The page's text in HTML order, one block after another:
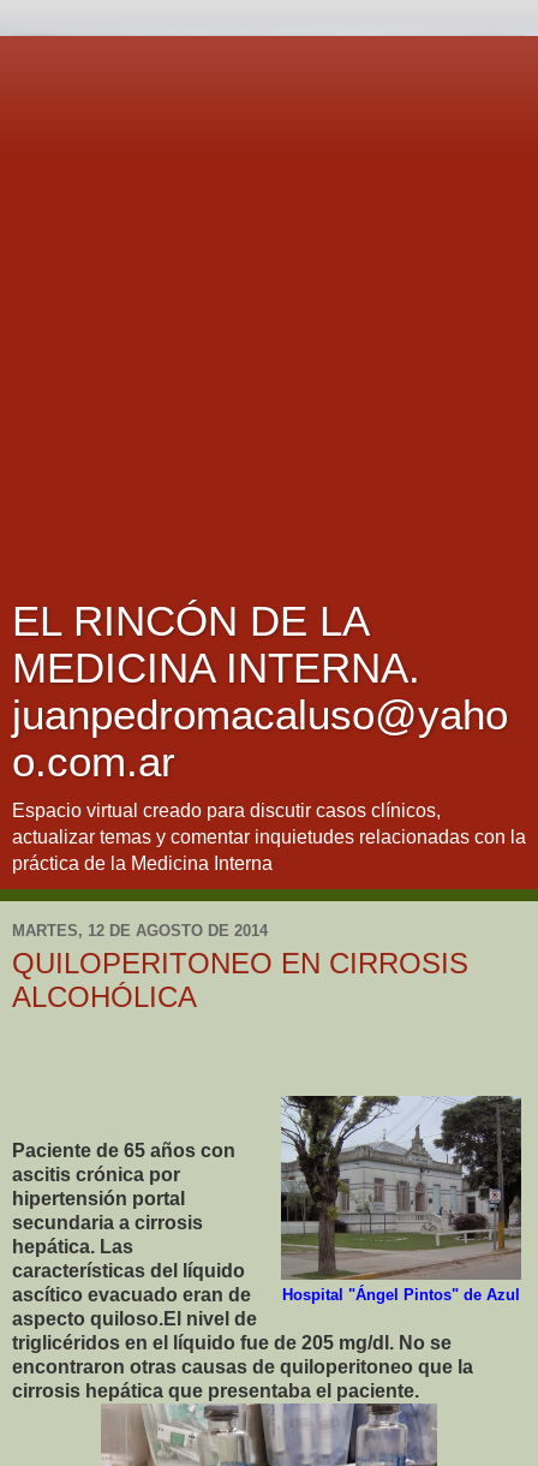
EL RINCÓN DE LA
MEDICINA INTERNA.
juanpedromacaluso@yaho
o.com.ar
Espacio virtual creado para discutir casos clínicos,
actualizar temas y comentar inquietudes relacionadas con la
práctica de la Medicina Interna
MARTES, 12 DE AGOSTO DE 2014
QUILOPERITONEO EN CIRROSIS
ALCOHÓLICA
Hospital "Ángel Pintos" de Azul
Paciente de 65 años con
ascitis crónica por
hipertensión portal
secundaria a cirrosis
hepática. Las
características del líquido
ascítico evacuado eran de
aspecto quiloso.El nivel de
triglicéridos en el líquido fue de 205 mg/dl. No se
encontraron otras causas de quiloperitoneo que la
cirrosis hepática que presentaba el paciente.